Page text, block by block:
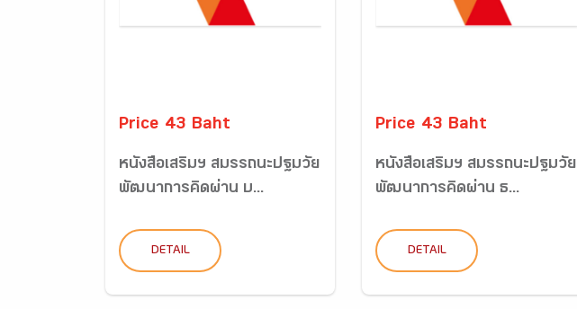
Price 43 Baht
หนังสือเสริมฯ สมรรถนะปฐมวัย
พัฒนาการคิดผ่าน บ...
DETAIL
Price 43 Baht
หนังสือเสริมฯ สมรรถนะปฐมวัย
พัฒนาการคิดผ่าน ธ...
DETAIL